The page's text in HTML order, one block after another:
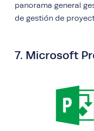
panorama general
de gestión de
7. Microsoft